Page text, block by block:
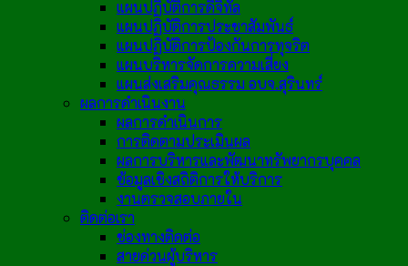
แผนปฏิบัติการดิจิทัล
แผนปฏิบัติการประชาสัมพันธ์
แผนปฏิบัติการป้องกันการทุจริต
แผนบริหารจัดการความเสี่ยง
แผนส่งเสริมคุณธรรม อบจ.สุรินทร์
ผลการดำเนินงาน
ผลการดำเนินการ
การติดตามประเมินผล
ผลการบริหารและพัฒนาทรัพยากรบุคคล
ข้อมูลเชิงสถิติการให้บริการ
งานตรวจสอบภายใน
ติดต่อเรา
ช่องทางติดต่อ
สายด่วนผู้บริหาร